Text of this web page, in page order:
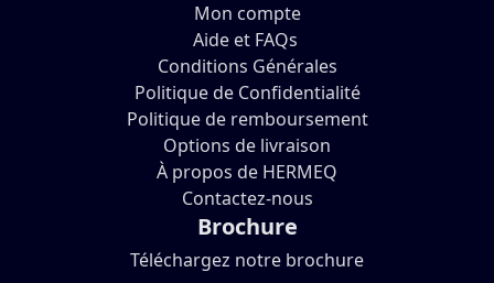
Mon compte
Aide et FAQs
Conditions Générales
Politique de Confidentialité
Politique de remboursement
Options de livraison
À propos de HERMEQ
Contactez-nous
Brochure
Téléchargez notre brochure